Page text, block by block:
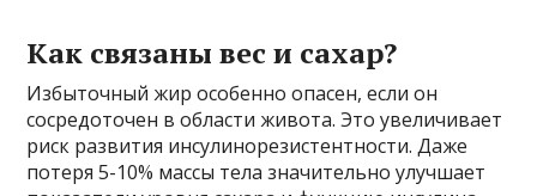
Как связаны вес и сахар?
Избыточный жир особенно опасен, если он
сосредоточен в области живота. Это увеличивает
риск развития инсулинорезистентности. Даже
потеря 5-10% массы тела значительно улучшает